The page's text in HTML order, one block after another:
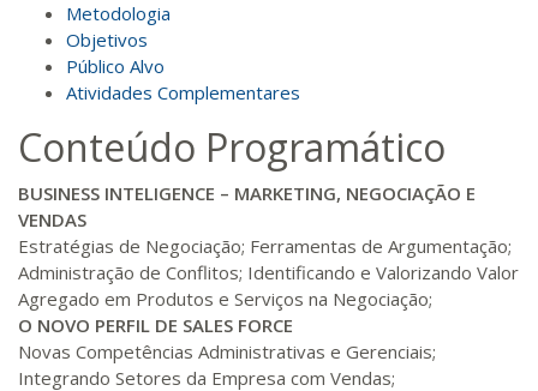
160 H 20dias
180 H 23dias 90dias
R$ 892,23
200 H 25dias 90dias
Matricular
220 H 28dias 90dias
Matricular
Metodologia
Objetivos
Público Alvo
Atividades Complementares
Conteúdo Programático
BUSINESS INTELIGENCE – MARKETING, NEGOCIAÇÃO E
VENDAS
Estratégias de Negociação; Ferramentas de Argumentação;
Administração de Conflitos; Identificando e Valorizando Valor
Agregado em Produtos e Serviços na Negociação;
O NOVO PERFIL DE SALES FORCE
Novas Competências Administrativas e Gerenciais;
Integrando Setores da Empresa com Vendas;